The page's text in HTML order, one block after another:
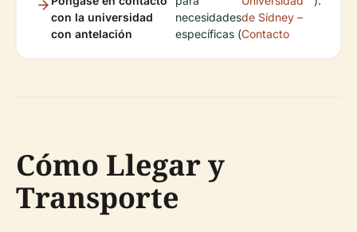
con la universidad
con antelación
necesidades
específicas (
de Sídney –
Contacto
Cómo Llegar y
Transporte